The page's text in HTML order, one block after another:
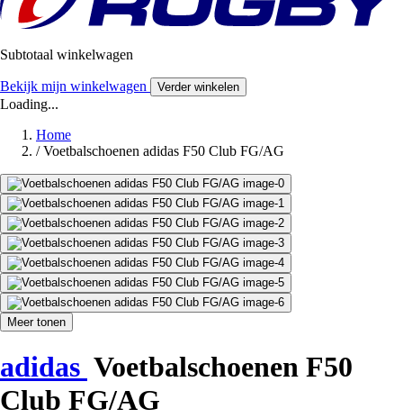
Subtotaal winkelwagen
Bekijk mijn winkelwagen Verder winkelen
Loading...
Home
/ Voetbalschoenen adidas F50 Club FG/AG
Meer tonen
adidas Voetbalschoenen F50
Club FG/AG